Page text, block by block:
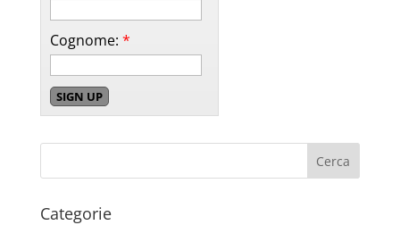
Cognome: *
Categorie